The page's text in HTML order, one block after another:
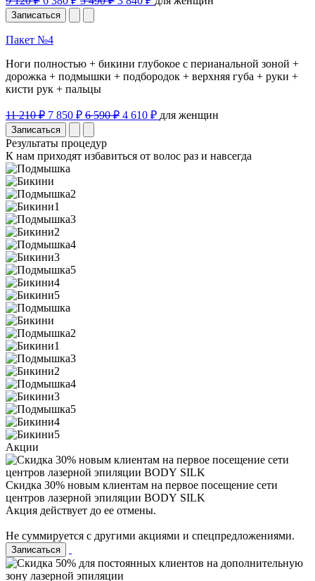
Записаться
Пакет №4
Ноги полностью + бикини глубокое с перианальной зоной +
дорожка + подмышки + подбородок + верхняя губа + руки +
кисти рук + пальцы
11 210 ₽ 7 850 ₽ 6 590 ₽ 4 610 ₽ для женщин
Записаться
Результаты процедур
К нам приходят избавиться от волос раз и навсегда
Акции
Cкидка 30% новым клиентам на первое посещение сети
центров лазерной эпиляции BODY SILK
Акция действует до ее отмены.
Не суммируется с другими акциями и спецпредложениями.
Записаться